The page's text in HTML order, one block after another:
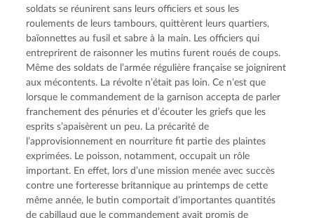
soldats se réunirent sans leurs officiers et sous les
roulements de leurs tambours, quittèrent leurs quartiers,
baïonnettes au fusil et sabre à la main. Les officiers qui
entreprirent de raisonner les mutins furent roués de coups.
Même des soldats de l’armée régulière française se joignirent
aux mécontents. La révolte n’était pas loin. Ce n’est que
lorsque le commandement de la garnison accepta de parler
franchement des pénuries et d’écouter les griefs que les
esprits s’apaisèrent un peu. La précarité de
l’approvisionnement en nourriture fit partie des plaintes
exprimées. Le poisson, notamment, occupait un rôle
important. En effet, lors d’une mission menée avec succès
contre une forteresse britannique au printemps de cette
même année, le butin comportait d’importantes quantités
de cabillaud que le commandement avait promis de